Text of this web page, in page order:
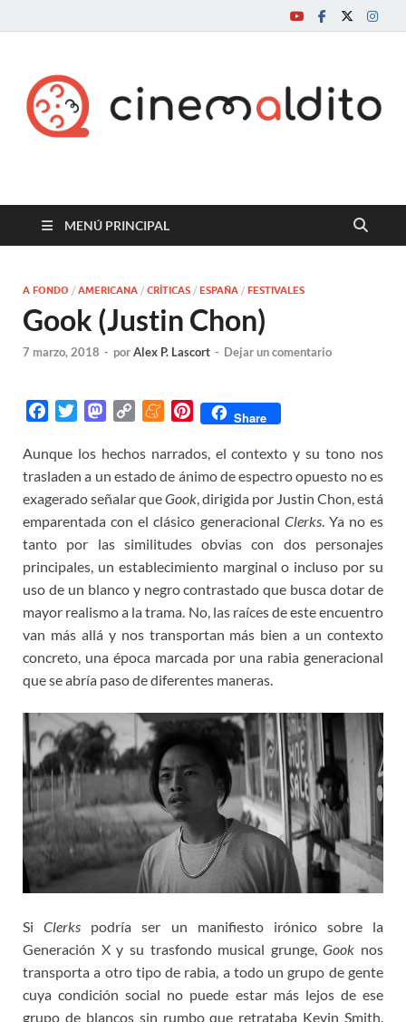
Cine maldito
MENÚ PRINCIPAL
A FONDO / AMERICANA / CRÍTICAS / ESPAÑA / FESTIVALES
Gook (Justin Chon)
7 marzo, 2018 - porAlex P. Lascort - Dejar un comentario
c
e
b
o
o
k
i
t
t
e
r
M
s
t
o
d
o
n
p
y
L
i
n
k
M
n
e
a
m
e
P
n
t
e
r
s
t
Share
Aunque los hechos narrados, el contexto y su tono nos
trasladen a un estado de ánimo de espectro opuesto no es
exagerado señalar queGook, dirigida por Justin Chon, está
emparentada con el clásico generacional Clerks. Ya no es
tanto por las similitudes obvias con dos personajes
principales, un establecimiento marginal o incluso por su
uso de un blanco y negro contrastado que busca dotar de
mayor realismo a la trama. No, las raíces de este encuentro
van más allá y nos transportan más bien a un contexto
concreto, una época marcada por una rabia generacional
que se abría paso de diferentes maneras.
SiClerks podría ser un manifiesto irónico sobre la
Generación X y su trasfondo musical grunge,Gook nos
transporta a otro tipo de rabia, a todo un grupo de gente
cuya condición social no puede estar más lejos de ese
grupo de blancos sin rumbo que retrataba Kevin Smith.